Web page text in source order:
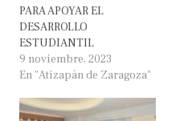
PARA APOYAR EL
DESARROLLO
ESTUDIANTIL
9 noviembre, 2023
En "Atizapán de Zaragoza"